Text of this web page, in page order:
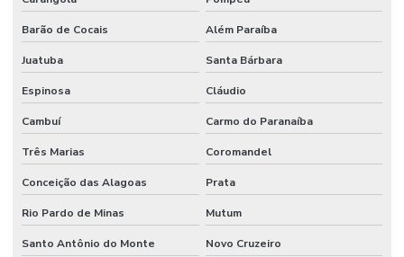
Barão de Cocais Além Paraíba
Juatuba Santa Bárbara
Espinosa Cláudio
Cambuí Carmo do Paranaíba
Três Marias Coromandel
Conceição das Alagoas Prata
Rio Pardo de Minas Mutum
Santo Antônio do Monte Novo Cruzeiro